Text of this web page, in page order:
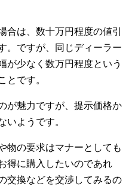
合は、数十万円程度の値引
。ですが、同じディーラー
が少なく数万円程度という
とです。
が魅力ですが、提示価格か
いようです。
物の要求はマナーとしても
得に購入したいのであれ
交換などを交渉してみるの